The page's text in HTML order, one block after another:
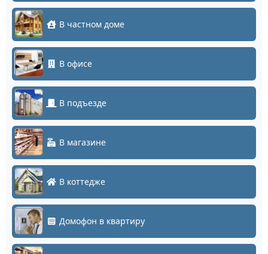
В частном доме
В офисе
В подъезде
В магазине
В коттедже
Домофон в квартиру